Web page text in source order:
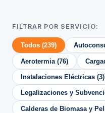
FILTRAR POR SERVICIO:
Todos (239)
Aerotermia (76)
Instalaciones Eléctricas (3)
Legalizaciones y
Calderas de Biomasa y